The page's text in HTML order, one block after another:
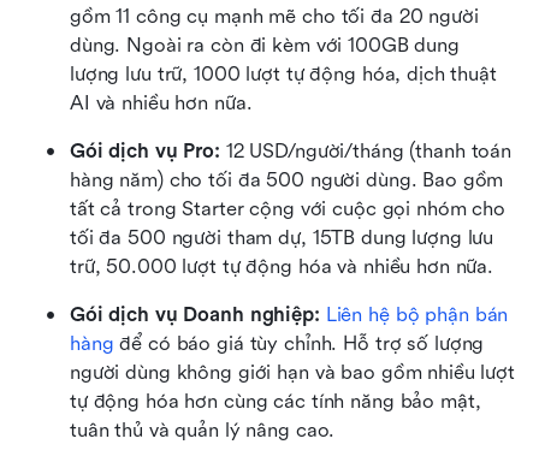
gồm 11 công cụ mạnh mẽ cho tối đa 20 người
dùng. Ngoài ra còn đi kèm với 100GB dung
lượng lưu trữ, 1000 lượt tự động hóa, dịch thuật
AI và nhiều hơn nữa.
Gói dịch vụ Pro: 12 USD/người/tháng (thanh toán
hàng năm) cho tối đa 500 người dùng. Bao gồm
tất cả trong Starter cộng với cuộc gọi nhóm cho
tối đa 500 người tham dự, 15TB dung lượng lưu
trữ, 50.000 lượt tự động hóa và nhiều hơn nữa.
Gói dịch vụ Doanh nghiệp: Liên hệ bộ phận bán
hàng để có báo giá tùy chỉnh. Hỗ trợ số lượng
người dùng không giới hạn và bao gồm nhiều lượt
tự động hóa hơn cùng các tính năng bảo mật,
tuân thủ và quản lý nâng cao.